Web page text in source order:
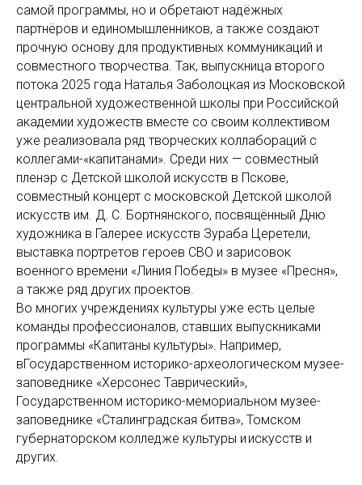
самой программы, но и обретают надёжных
партнёров и единомышленников, а также создают
прочную основу для продуктивных коммуникаций и
совместного творчества. Так, выпускница второго
потока 2025 года Наталья Заболоцкая из Московской
центральной художественной школы при Российской
академии художеств вместе со своим коллективом
уже реализовала ряд творческих коллабораций с
коллегами-«капитанами». Среди них — совместный
пленэр с Детской школой искусств в Пскове,
совместный концерт с московской Детской школой
искусств им. Д. С. Бортнянского, посвящённый Дню
художника в Галерее искусств Зураба Церетели,
выставка портретов героев СВО и зарисовок
военного времени «Линия Победы» в музее «Пресня»,
а также ряд других проектов.
Во многих учреждениях культуры уже есть целые
команды профессионалов, ставших выпускниками
программы «Капитаны культуры». Например,
вГосударственном историко-археологическом музее-
заповеднике «Херсонес Таврический»,
Государственном историко-мемориальном музее-
заповеднике «Сталинградская битва», Томском
губернаторском колледже культуры и искусств и
других.